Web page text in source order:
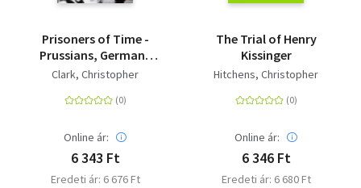
Prisoners of Time -
Prussians, Germans
and Other Humans
Clark, Christopher
Online ár:
6 343 Ft
Eredeti ár: 6 676 Ft
The Trial of Henry
Kissinger
Hitchens, Christopher
Online ár:
6 346 Ft
Eredeti ár: 6 680 Ft